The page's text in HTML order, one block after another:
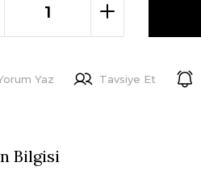
Yaz Tavsiye Et
Bilgisi